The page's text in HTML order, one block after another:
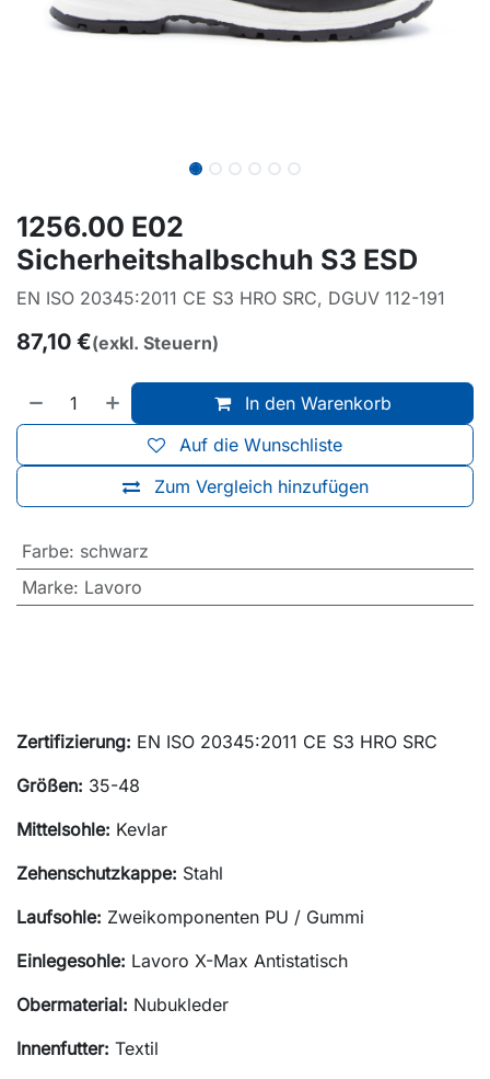
1256.00 E02
Sicherheitshalbschuh S3 ESD
EN ISO 20345:2011 CE S3 HRO SRC, DGUV 112-191
87,10 €(exkl. Steuern)
In den Warenkorb
Zum Vergleich hinzufügen
Auf die Wunschliste
Farbe: schwarz
Marke: Lavoro
Zertifizierung: EN ISO 20345:2011 CE S3 HRO SRC
Größen: 35-48
Mittelsohle: Kevlar
Zehenschutzkappe: Stahl
Laufsohle: Zweikomponenten PU / Gummi
Einlegesohle: Lavoro X-Max Antistatisch
Obermaterial: Nubukleder
Innenfutter: Textil